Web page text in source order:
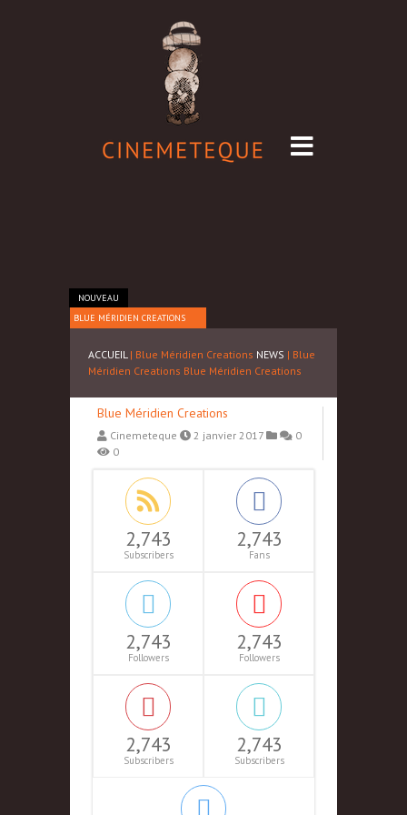
NOUVEAU
BLUE MÉRIDIEN CREATIONS
ACCUEIL | Blue Méridien Creations NEWS | Blue
Méridien Creations Blue Méridien Creations
Blue Méridien Creations
Cinemeteque 2 janvier 2017
0
0
2,743
Subscribers
2,743
Fans
2,743
Followers
2,743
Followers
2,743
Subscribers
2,743
Subscribers